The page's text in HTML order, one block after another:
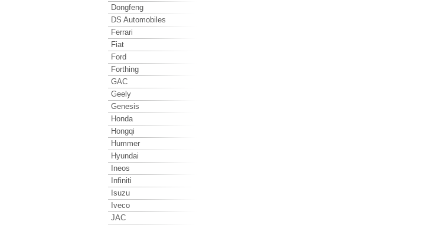
Dongfeng
DS Automobiles
Ferrari
Fiat
Ford
Forthing
GAC
Geely
Genesis
Honda
Hongqi
Hummer
Hyundai
Ineos
Infiniti
Isuzu
Iveco
JAC